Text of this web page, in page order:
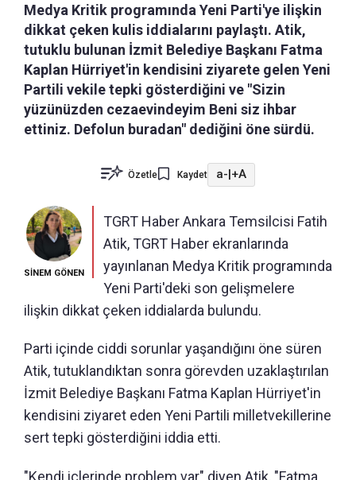
Medya Kritik programında Yeni Parti'ye ilişkin
dikkat çeken kulis iddialarını paylaştı. Atik,
tutuklu bulunan İzmit Belediye Başkanı Fatma
Kaplan Hürriyet'in kendisini ziyarete gelen Yeni
Partili vekile tepki gösterdiğini ve "Sizin
yüzünüzden cezaevindeyim Beni siz ihbar
ettiniz. Defolun buradan" dediğini öne sürdü.
Özetle Kaydet a-|+A
SİNEM GÖNEN
TGRT Haber Ankara Temsilcisi Fatih
Atik, TGRT Haber ekranlarında
yayınlanan Medya Kritik programında
Yeni Parti'deki son gelişmelere
ilişkin dikkat çeken iddialarda bulundu.
Parti içinde ciddi sorunlar yaşandığını öne süren
Atik, tutuklandıktan sonra görevden uzaklaştırılan
İzmit Belediye Başkanı Fatma Kaplan Hürriyet'in
kendisini ziyaret eden Yeni Partili milletvekillerine
sert tepki gösterdiğini iddia etti.
"Kendi içlerinde problem var" diyen Atik, "Fatma